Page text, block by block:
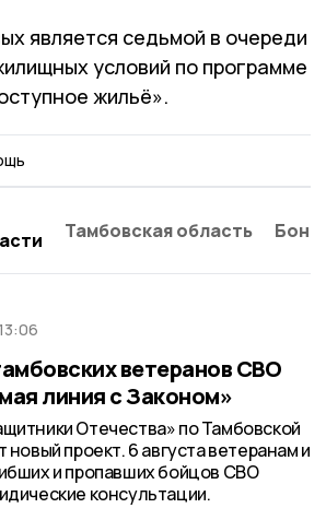
является седьмой в очереди
условий по программе
жильё».
Тамбовская область
ветеранов СВО
линия с Законом»
Отечества» по Тамбовской
новый проект. 6 августа ветеранам и
и пропавших бойцов СВО
консультации.